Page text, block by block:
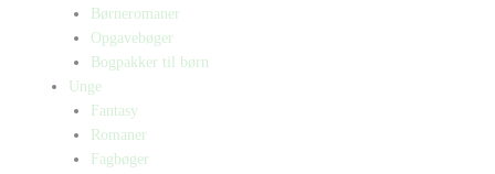
Børneromaner
Opgavebøger
Bogpakker til børn
Unge
Fantasy
Romaner
Fagbøger